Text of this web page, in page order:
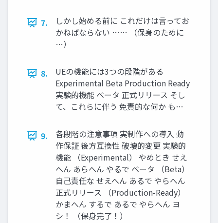
7.
しかし始める前に これだけは言ってお
かねばならない …… （保身のために
…）
8.
UEの機能には3つの段階がある
Experimental Beta Production Ready
実験的機能 ベータ 正式リリース そし
て、これらに伴う 免責的な何か も…
9.
各段階の注意事項 実制作への導入 動
作保証 後方互換性 破壊的変更 実験的
機能 （Experimental） やめとき せえ
へん あらへん やるで ベータ （Beta）
自己責任な せえへん あるで やらへん
正式リリース （Production-Ready）
かまへん するで あるで やらへん ヨ
シ！ （保身完了！）